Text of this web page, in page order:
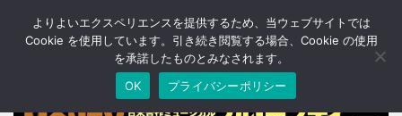
T
o
よりよいエクスペリエンスを提供するため、当ウェブサイトでは
Cookie を使用しています。引き続き閲覧する場合、Cookie の使用
を承諾したものとみなされます。
OK
プライバシーポリシー